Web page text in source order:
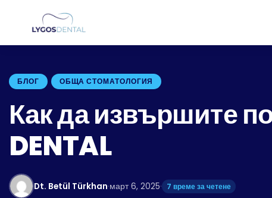
БЛОГ ОБЩА СТОМАТОЛОГИЯ
Как да извършите
DENTAL
Dt. Betül Türkhan·март 6, 2025· 7 време за четене